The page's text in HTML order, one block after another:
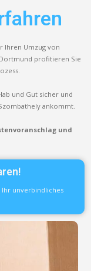
Ihren Umzug von
profitieren Sie
und Gut sicher und
ankommt.
und
Ihr unverbindliches